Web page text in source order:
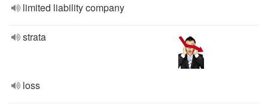
limited liability company
strata
loss